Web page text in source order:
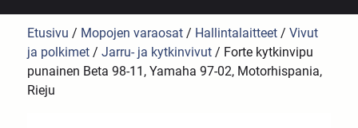
Etusivu / Mopojen varaosat / Hallintalaitteet /Vivut
ja polkimet /Jarru- ja kytkinvivut / Forte kytkinvipu
punainen Beta 98-11, Yamaha 97-02, Motorhispania,
Rieju